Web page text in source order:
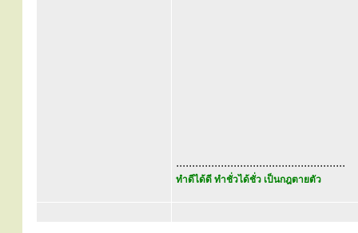
.....................................................
ทำดีได้ดี ทำชั่วได้ชั่ว เป็นกฎตายตัว